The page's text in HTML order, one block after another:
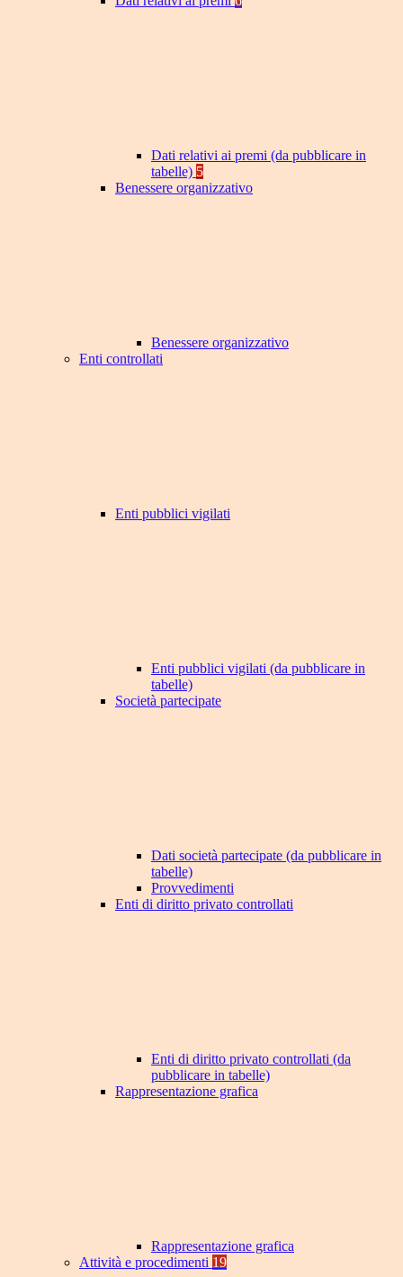
Dati relativi ai premi (da pubblicare in
tabelle) 5
Benessere organizzativo
Benessere organizzativo
Enti controllati
Enti pubblici vigilati
Enti pubblici vigilati (da pubblicare in
tabelle)
Società partecipate
Dati società partecipate (da pubblicare in
tabelle)
Provvedimenti
Enti di diritto privato controllati
Enti di diritto privato controllati (da
pubblicare in tabelle)
Rappresentazione grafica
Rappresentazione grafica
Attività e procedimenti 19